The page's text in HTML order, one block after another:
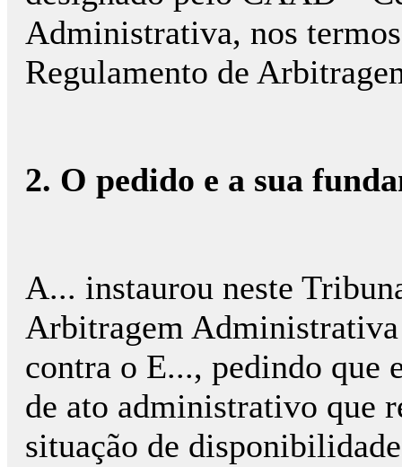
Administrativa, nos
Regulamento de
2. O pedido e a sua
A... instaurou neste
Arbitragem
contra o E..., pedindo que
de ato administrativo que
situação de